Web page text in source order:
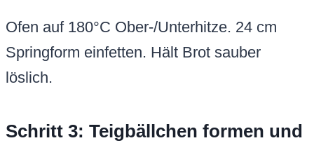
Ofen auf 180°C Ober-/Unterhitze. 24 cm
Springform einfetten. Hält Brot sauber
löslich.
Schritt 3: Teigbällchen formen und